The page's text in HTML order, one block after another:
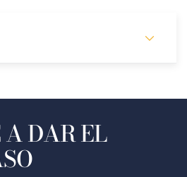
DAR EL